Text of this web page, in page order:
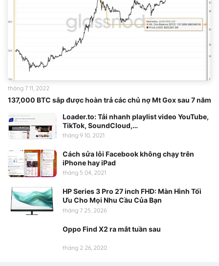
137,000 BTC sắp được hoàn trả các chủ nợ Mt Gox sau 7 năm
tháng 7 11, 2022
Loader.to: Tải nhanh playlist video YouTube,
TikTok, SoundCloud,…
tháng 9 10, 2021
Cách sửa lỗi Facebook không chạy trên
iPhone hay iPad
tháng 5 04, 2021
HP Series 3 Pro 27 inch FHD: Màn Hình Tối
Ưu Cho Mọi Nhu Cầu Của Bạn
tháng 7 25, 2026
Oppo Find X2 ra mắt tuần sau
tháng 2 26, 2020